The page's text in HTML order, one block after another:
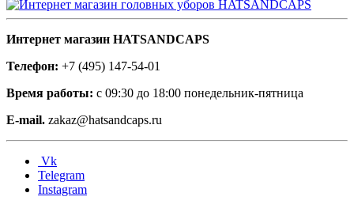
Интернет магазин HATSANDCAPS
Телефон: +7 (495) 147-54-01
Время работы: с 09:30 до 18:00 понедельник-пятница
E-mail. zakaz@hatsandcaps.ru
Vk
Telegram
Instagram